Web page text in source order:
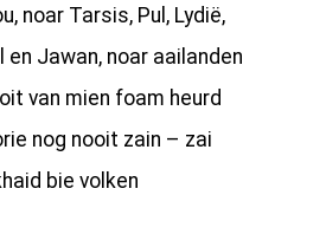
noar Tarsis, Pul, Lydië,
en Jawan, noar aailanden
van mien foam heurd
nog nooit zain – zai
bie volken